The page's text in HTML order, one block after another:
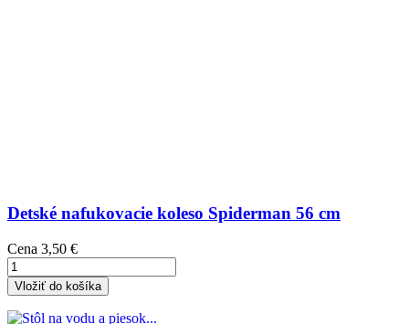
Detské nafukovacie koleso Spiderman 56 cm
Cena 3,50 €
Vložiť do košíka